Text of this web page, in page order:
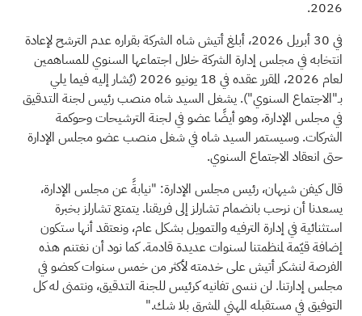
2026.
في 30 أبريل 2026، أبلغ أتيش شاه الشركة بقراره عدم الترشح لإعادة
انتخابه في مجلس إدارة الشركة خلال اجتماعها السنوي للمساهمين
لعام 2026، المقرر عقده في 18 يونيو 2026 (يُشار إليه فيما يلي
بـ"الاجتماع السنوي"). يشغل السيد شاه منصب رئيس لجنة التدقيق
في مجلس الإدارة، وهو أيضًا عضو في لجنة الترشيحات وحوكمة
الشركات. وسيستمر السيد شاه في شغل منصب عضو مجلس الإدارة
حتى انعقاد الاجتماع السنوي.
قال كيفن شيهان، رئيس مجلس الإدارة: "نيابةً عن مجلس الإدارة،
يسعدنا أن نرحب بانضمام تشارلز إلى فريقنا. يتمتع تشارلز بخبرة
استثنائية في إدارة الترفيه والتمويل بشكل عام، ونعتقد أنها ستكون
إضافة قيّمة لمنظمتنا لسنوات عديدة قادمة. كما نود أن نغتنم هذه
الفرصة لنشكر أتيش على خدمته لأكثر من خمس سنوات كعضو في
مجلس إدارتنا. لن ننسى تفانيه كرئيس للجنة التدقيق، ونتمنى له كل
التوفيق في مستقبله المهني المشرق بلا شك."